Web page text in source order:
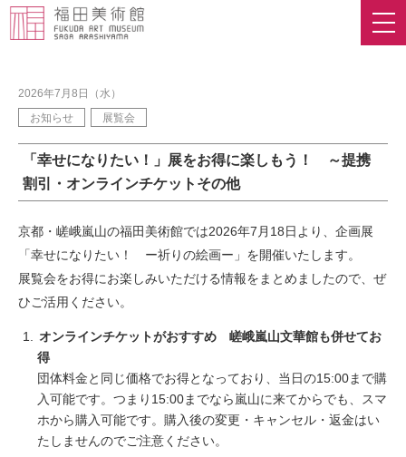
2026年7月8日（水）
お知らせ
展覧会
「幸せになりたい！」展をお得に楽しもう！ ～提携
割引・オンラインチケットその他
京都・嵯峨嵐山の福田美術館では2026年7月18日より、企画展
「幸せになりたい！ ー祈りの絵画ー」を開催いたします。
展覧会をお得にお楽しみいただける情報をまとめましたので、ぜ
ひご活用ください。
オンラインチケットがおすすめ 嵯峨嵐山文華館も併せてお
得
団体料金と同じ価格でお得となっており、当日の15:00まで購
入可能です。つまり15:00までなら嵐山に来てからでも、スマ
ホから購入可能です。購入後の変更・キャンセル・返金はい
たしませんのでご注意ください。